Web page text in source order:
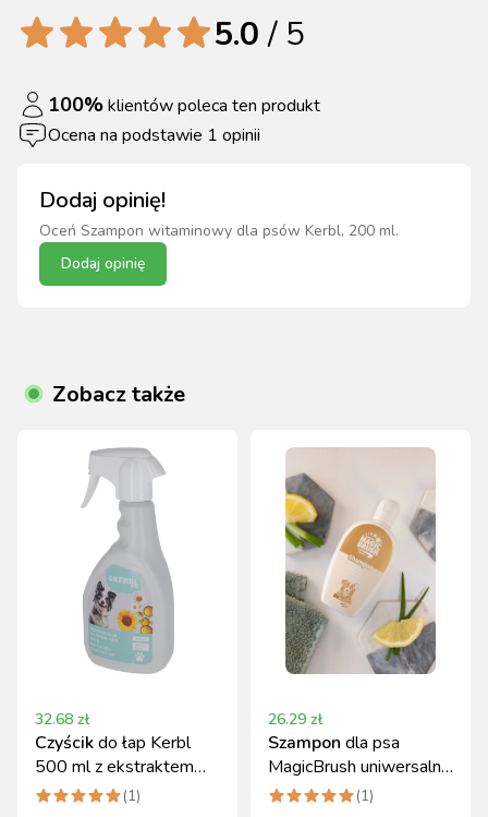
Dodaj opinię!
Oceń Szampon witaminowy dla psów Kerbl, 200 ml.
Dodaj opinię
5.0/ 5
100%klientów poleca ten produkt
Ocena na podstawie 1 opinii
Zobacz także
32.68 zł
Czyścikdo łap Kerbl
500 ml z ekstraktem
rumianku i olejami
(1)
26.29 zł
Szampon dla psa
MagicBrush uniwersalny
200 ml trawa
(1)